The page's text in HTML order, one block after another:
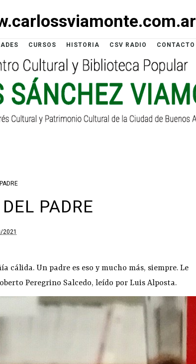
CURSOS HISTORIA CSV RADIO CONTACTO
PADRE
2021
cálida. Un padre es eso y mucho más, siempre. Le
Peregrino Salcedo, leído por Luis Alposta.